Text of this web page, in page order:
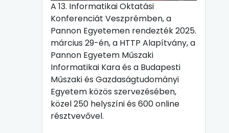
A 13. Informatikai Oktatási
Konferenciát Veszprémben, a
Pannon Egyetemen rendezték 2025.
március 29-én, a HTTP Alapítvány, a
Pannon Egyetem Műszaki
Informatikai Kara és a Budapesti
Műszaki és Gazdaságtudományi
Egyetem közös szervezésében,
közel 250 helyszíni és 600 online
résztvevővel.